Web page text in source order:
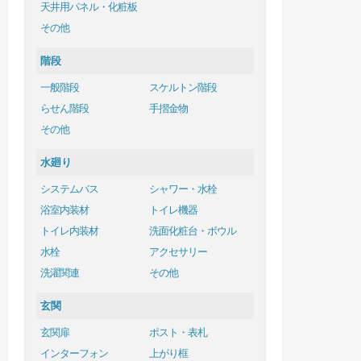
天井用パネル・化粧板
その他
階段
一般階段
スケルトン階段
らせん階段
手摺金物
その他
水廻り
システムバス
シャワー・水栓
浴室内装材
トイレ機器
トイレ内装材
洗面化粧台・ボウル
水栓
アクセサリー
洗濯関連
その他
玄関
玄関扉
ポスト・表札
インターフォン
上がり框